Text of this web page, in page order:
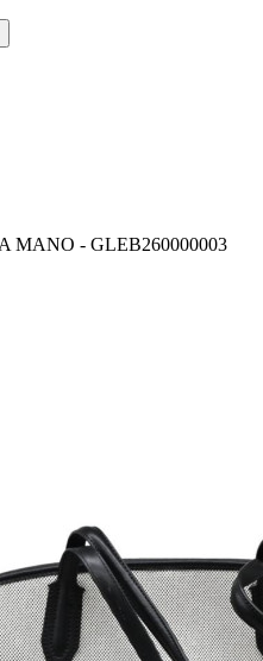
MANO - GLEB260000003